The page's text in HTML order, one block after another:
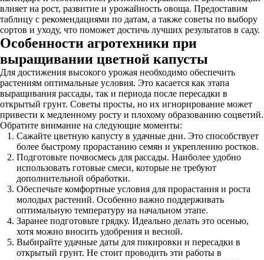
влияет на рост, развитие и урожайность овоща. Предоставим
таблицу с рекомендациями по датам, а также советы по выбору
сортов и уходу, что поможет достичь лучших результатов в саду.
Особенности агротехники при
выращивании цветной капусты
Для достижения высокого урожая необходимо обеспечить
растениям оптимальные условия. Это касается как этапа
выращивания рассады, так и периода после пересадки в
открытый грунт. Советы просты, но их игнорирование может
привести к медленному росту и плохому образованию соцветий.
Обратите внимание на следующие моменты:
Сажайте цветную капусту в удачные дни. Это способствует
более быстрому прорастанию семян и укреплению ростков.
Подготовьте почвосмесь для рассады. Наиболее удобно
использовать готовые смеси, которые не требуют
дополнительной обработки.
Обеспечьте комфортные условия для прорастания и роста
молодых растений. Особенно важно поддерживать
оптимальную температуру на начальном этапе.
Заранее подготовьте грядку. Идеально делать это осенью,
хотя можно вносить удобрения и весной.
Выбирайте удачные даты для пикировки и пересадки в
открытый грунт. Не стоит проводить эти работы в